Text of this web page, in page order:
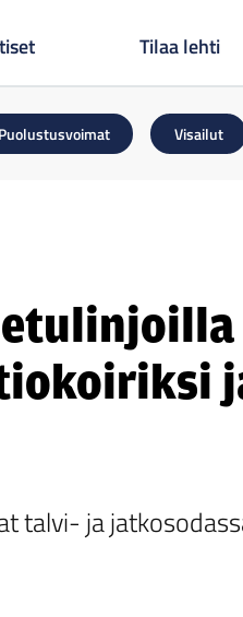
Tilaa lehti
Puolustusvoimat Visailut
talvi- ja